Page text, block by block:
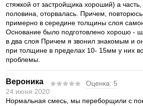
стяжкой от застройщика хороший) а
половина, оторвалась. Причем,
примерно в середине толщины слоя
Основание было подготовлено хорошо -
в два слоя Причем я звонил знакомым и
при толщине в пределах 10- 15мм у них
проблемы.
Вероника Оценка: 5
24 июня 2020
Нормальная смесь, мы переборщили с